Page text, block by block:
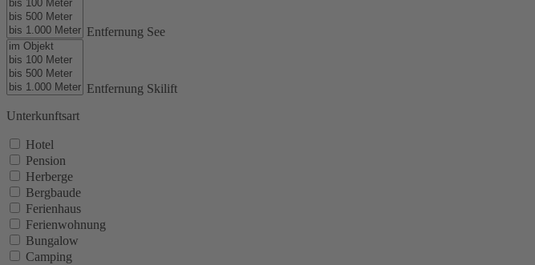
Entfernung See
Entfernung Skilift
Unterkunftsart
Hotel
Pension
Herberge
Bergbaude
Ferienhaus
Ferienwohnung
Bungalow
Camping